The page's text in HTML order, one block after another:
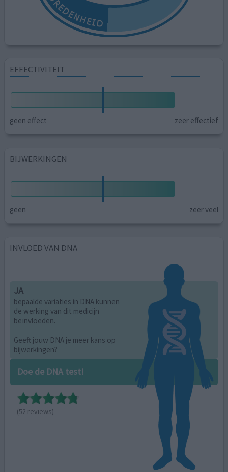
EFFECTIVITEIT
geen effect zeer effectief
BIJWERKINGEN
geen zeer veel
INVLOED VAN DNA
JA
bepaalde variaties in DNA kunnen
de werking van dit medicijn
beïnvloeden.
Geeft jouw DNA je meer kans op
bijwerkingen?
Doe de DNA test!
(52 reviews)